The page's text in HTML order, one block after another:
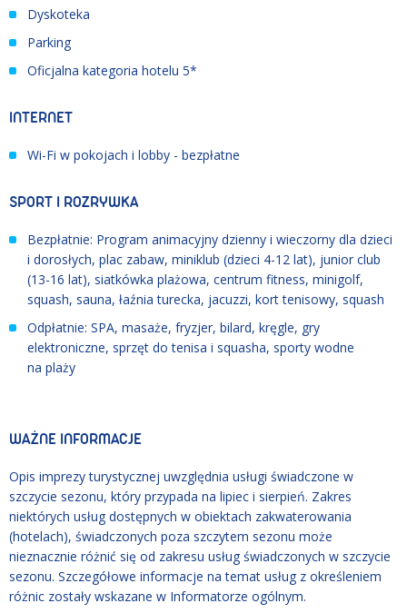
Dyskoteka
Parking
Oficjalna kategoria hotelu 5*
INTERNET
Wi-Fi w pokojach i lobby - bezpłatne
SPORT I ROZRYWKA
Bezpłatnie: Program animacyjny dzienny i wieczorny dla dzieci
i dorosłych, plac zabaw, miniklub (dzieci 4-12 lat), junior club
(13-16 lat), siatkówka plażowa, centrum fitness, minigolf,
squash, sauna, łaźnia turecka, jacuzzi, kort tenisowy, squash
Odpłatnie: SPA, masaże, fryzjer, bilard, kręgle, gry
elektroniczne, sprzęt do tenisa i squasha, sporty wodne
na plaży
WAŻNE INFORMACJE
Opis imprezy turystycznej uwzględnia usługi świadczone w
szczycie sezonu, który przypada na lipiec i sierpień. Zakres
niektórych usług dostępnych w obiektach zakwaterowania
(hotelach), świadczonych poza szczytem sezonu może
nieznacznie różnić się od zakresu usług świadczonych w szczycie
sezonu. Szczegółowe informacje na temat usług z określeniem
różnic zostały wskazane w Informatorze ogólnym.